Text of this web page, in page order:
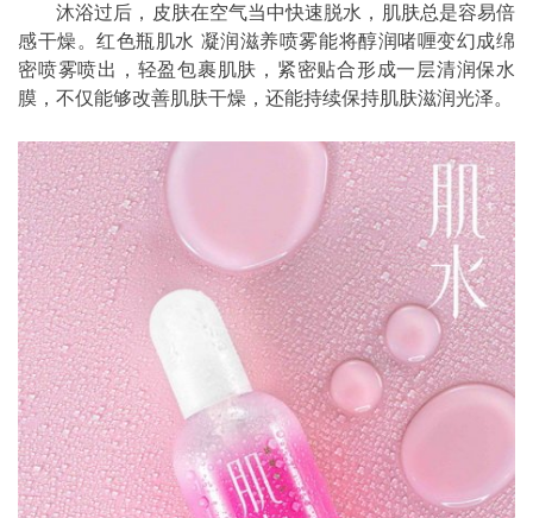
沐浴过后，皮肤在空气当中快速脱水，肌肤总是容易倍
感干燥。红色瓶肌水 凝润滋养喷雾能将醇润啫喱变幻成绵
密喷雾喷出，轻盈包裹肌肤，紧密贴合形成一层清润保水
膜，不仅能够改善肌肤干燥，还能持续保持肌肤滋润光泽。